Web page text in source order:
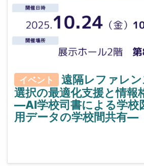
イベント
遠隔レファレ
選択の最適化支援と情報
―AI学校司書による学校
用データの学校間共有―